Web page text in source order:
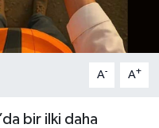
A- A+
bir ilki daha